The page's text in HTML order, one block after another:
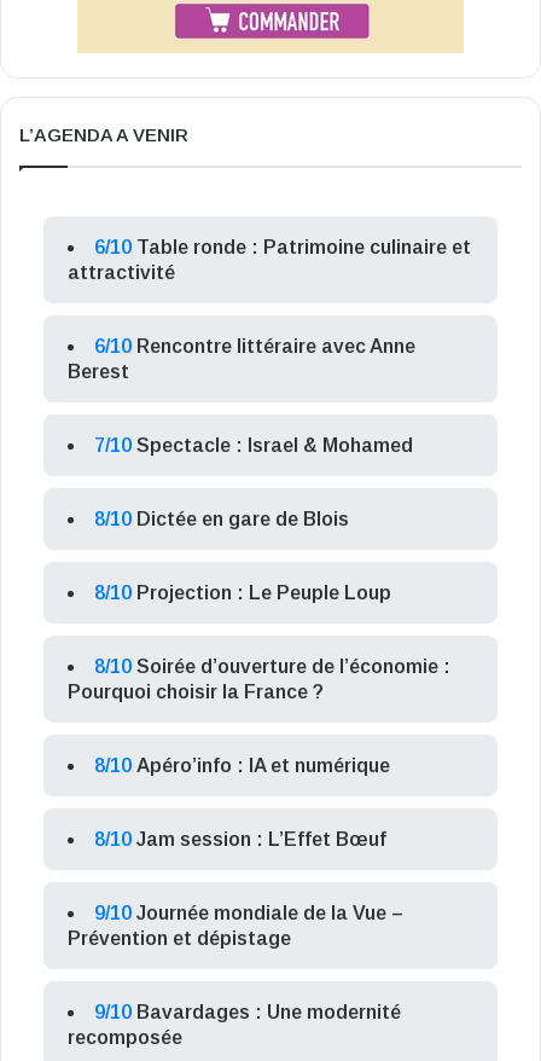
L’AGENDA A VENIR
6/10 Table ronde : Patrimoine culinaire et
attractivité
6/10 Rencontre littéraire avec Anne
Berest
7/10 Spectacle : Israel & Mohamed
8/10 Dictée en gare de Blois
8/10 Projection : Le Peuple Loup
8/10 Soirée d’ouverture de l’économie :
Pourquoi choisir la France ?
8/10 Apéro’info : IA et numérique
8/10 Jam session : L’Effet Bœuf
9/10 Journée mondiale de la Vue –
Prévention et dépistage
9/10 Bavardages : Une modernité
recomposée